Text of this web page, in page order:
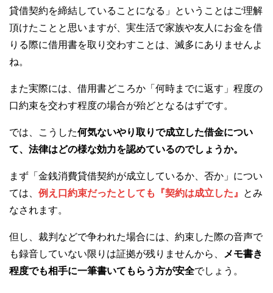
貸借契約を締結していることになる」ということはご理解
頂けたことと思いますが、実生活で家族や友人にお金を借
りる際に借用書を取り交わすことは、滅多にありませんよ
ね。
また実際には、借用書どころか「何時までに返す」程度の
口約束を交わす程度の場合が殆どとなるはずです。
では、こうした何気ないやり取りで成立した借金につい
て、法律はどの様な効力を認めているのでしょうか。
まず「金銭消費貸借契約が成立しているか、否か」につい
ては、 例え口約束だったとしても『契約は成立した』
とみ
なされます。
但し、裁判などで争われた場合には、約束した際の音声で
も録音していない限りは証拠が残りませんから、
メモ書き
程度でも相手に一筆書いてもらう方が安全でしょう。